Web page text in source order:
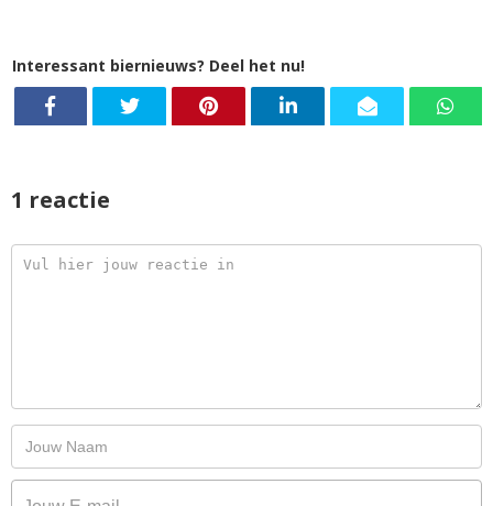
Interessant biernieuws? Deel het nu!
1 reactie